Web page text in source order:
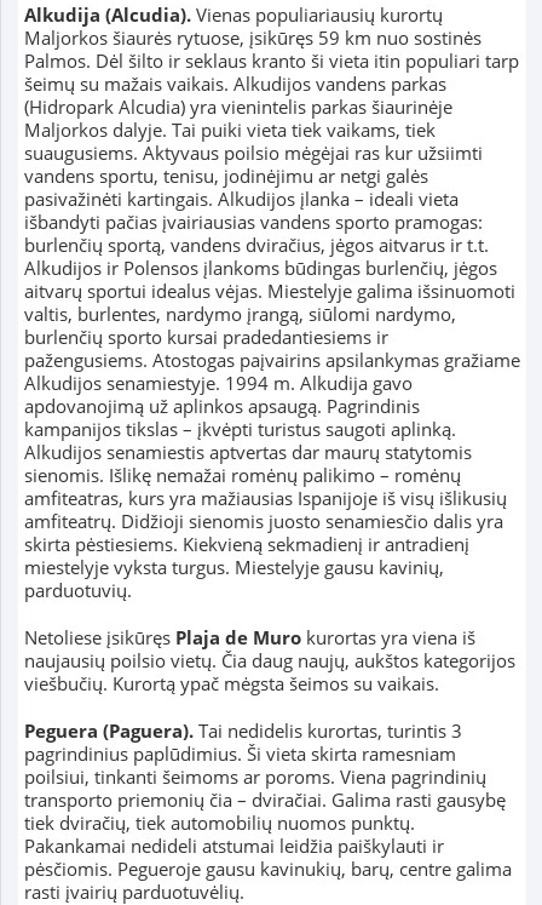
Alkudija (Alcudia). Vienas populiariausių kurortų
Maljorkos šiaurės rytuose, įsikūręs 59 km nuo sostinės
Palmos. Dėl šilto ir seklaus kranto ši vieta itin populiari tarp
šeimų su mažais vaikais. Alkudijos vandens parkas
(Hidropark Alcudia) yra vienintelis parkas šiaurinėje
Maljorkos dalyje. Tai puiki vieta tiek vaikams, tiek
suaugusiems. Aktyvaus poilsio mėgėjai ras kur užsiimti
vandens sportu, tenisu, jodinėjimu ar netgi galės
pasivažinėti kartingais. Alkudijos įlanka – ideali vieta
išbandyti pačias įvairiausias vandens sporto pramogas:
burlenčių sportą, vandens dviračius, jėgos aitvarus ir t.t.
Alkudijos ir Polensos įlankoms būdingas burlenčių, jėgos
aitvarų sportui idealus vėjas. Miestelyje galima išsinuomoti
valtis, burlentes, nardymo įrangą, siūlomi nardymo,
burlenčių sporto kursai pradedantiesiems ir
pažengusiems. Atostogas paįvairins apsilankymas gražiame
Alkudijos senamiestyje. 1994 m. Alkudija gavo
apdovanojimą už aplinkos apsaugą. Pagrindinis
kampanijos tikslas – įkvėpti turistus saugoti aplinką.
Alkudijos senamiestis aptvertas dar maurų statytomis
sienomis. Išlikę nemažai romėnų palikimo – romėnų
amfiteatras, kurs yra mažiausias Ispanijoje iš visų išlikusių
amfiteatrų. Didžioji sienomis juosto senamiesčio dalis yra
skirta pėstiesiems. Kiekvieną sekmadienį ir antradienį
miestelyje vyksta turgus. Miestelyje gausu kavinių,
parduotuvių.
Netoliese įsikūręs Plaja de Murokurortas yra viena iš
naujausių poilsio vietų. Čia daug naujų, aukštos kategorijos
viešbučių. Kurortą ypač mėgsta šeimos su vaikais.
Peguera (Paguera). Tai nedidelis kurortas, turintis 3
pagrindinius paplūdimius. Ši vieta skirta ramesniam
poilsiui, tinkanti šeimoms ar poroms. Viena pagrindinių
transporto priemonių čia – dviračiai. Galima rasti gausybę
tiek dviračių, tiek automobilių nuomos punktų.
Pakankamai nedideli atstumai leidžia paiškylauti ir
pėsčiomis. Pegueroje gausu kavinukių, barų, centre galima
rasti įvairių parduotuvėlių.